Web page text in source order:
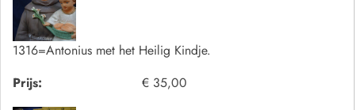
1316=Antonius met het Heilig Kindje.
Prijs:
€ 35,00